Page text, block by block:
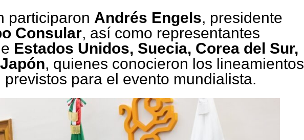
participaron Andrés Engels, presidente
Consular, así como representantes
Estados Unidos, Suecia, Corea del Sur,
, quienes conocieron los lineamientos
previstos para el evento mundialista.